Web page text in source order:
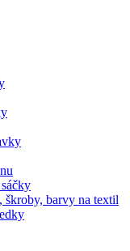
škroby, barvy na textil